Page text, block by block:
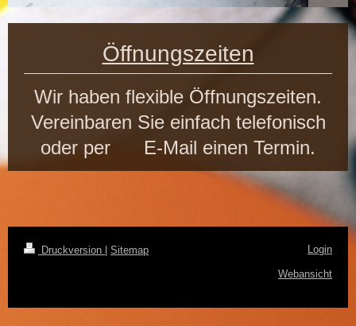
Öffnungszeiten
Wir haben flexible Öffnungszeiten.
Vereinbaren Sie einfach telefonisch
oder per E-Mail einen Termin.
Druckversion Sitemap Login
Webansicht